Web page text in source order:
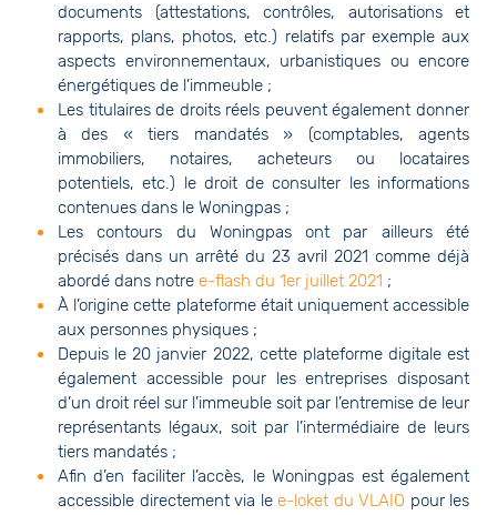
documents (attestations, contrôles, autorisations et
rapports, plans, photos, etc.) relatifs par exemple aux
aspects environnementaux, urbanistiques ou encore
énergétiques de l’immeuble ;
Les titulaires de droits réels peuvent également donner
à des « tiers mandatés » (comptables, agents
immobiliers, notaires, acheteurs ou locataires
potentiels, etc.) le droit de consulter les informations
contenues dans le Woningpas ;
Les contours du Woningpas ont par ailleurs été
précisés dans un arrêté du 23 avril 2021 comme déjà
abordé dans notre e-flash du 1er juillet 2021 ;
À l’origine cette plateforme était uniquement accessible
aux personnes physiques ;
Depuis le 20 janvier 2022, cette plateforme digitale est
également accessible pour les entreprises disposant
d’un droit réel sur l’immeuble soit par l’entremise de leur
représentants légaux, soit par l’intermédiaire de leurs
tiers mandatés ;
Afin d’en faciliter l’accès, le Woningpas est également
accessible directement via le e-loket du VLAIO pour les